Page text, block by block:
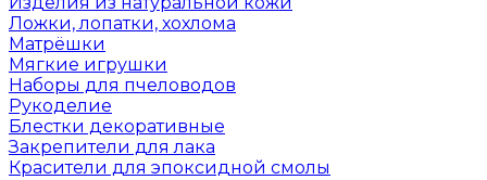
Ложки, лопатки, хохлома
Матрёшки
Мягкие игрушки
Наборы для пчеловодов
Рукоделие
Блестки декоративные
Закрепители для лака
Красители для эпоксидной смолы